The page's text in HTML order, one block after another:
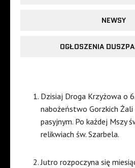
NEWSY
OGŁOSZENIA
Dzisiaj Droga Krzyżowa o
nabożeństwo Gorzkich Żali
pasyjnym. Po każdej Mszy
relikwiach św. Szarbela.
Jutro rozpoczyna się